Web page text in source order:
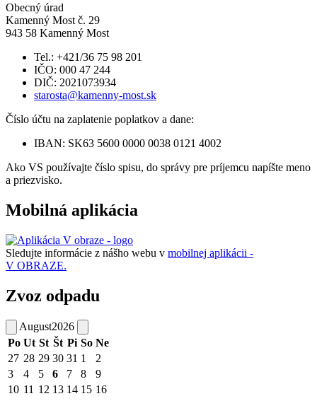
Obecný úrad
Kamenný Most č. 29
943 58 Kamenný Most
Tel.: +421/36 75 98 201
IČO: 000 47 244
DIČ: 2021073934
starosta@kamenny-most.sk
Číslo účtu na zaplatenie poplatkov a dane:
IBAN: SK63 5600 0000 0038 0121 4002
Ako VS používajte číslo spisu, do správy pre príjemcu napíšte meno
a priezvisko.
Mobilná aplikácia
Sledujte informácie z nášho webu v mobilnej aplikácii -
V OBRAZE.
Zvoz odpadu
August2026
Po Ut St Št Pi So Ne
27 28 29 30 31 1
2
3
4 5 6 7 8
9
10 11 12 13 14 15 16